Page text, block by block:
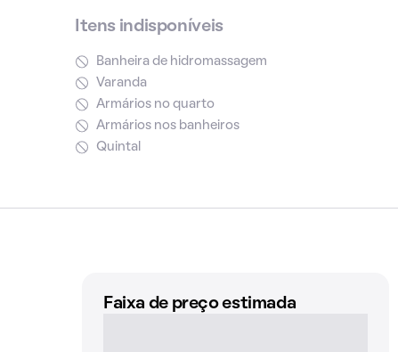
Itens indisponíveis
Banheira de hidromassagem
Varanda
Armários no quarto
Armários nos banheiros
Quintal
Faixa de preço estimada